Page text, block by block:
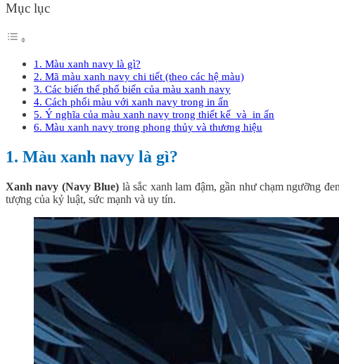
Mục lục
1. Màu xanh navy là gì?
2. Mã màu xanh navy chi tiết (theo các hệ màu)
3. Các biến thể phổ biến của màu xanh navy
4. Cách phối màu với xanh navy trong in ấn
5. Ý nghĩa của màu xanh navy trong thiết kế và in ấn
6. Màu xanh navy trong phong thủy và thương hiệu
1. Màu xanh navy là gì?
Xanh navy (Navy Blue) là sắc xanh lam đậm, gần như chạm ngưỡng
tượng của kỷ luật, sức mạnh và uy tín.